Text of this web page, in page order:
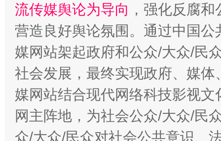
流传媒舆论为导向 ，强化反腐
营造良好舆论氛围。通过中国
媒网站架起政府和公众/大众/民
社会发展，最终实现政府、媒
媒网站结合现代网络科技影视
网主阵地，为社会公众/大众/民
众/大众/民众对社会公共意识、